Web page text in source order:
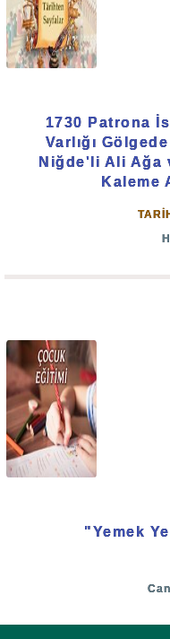
1730 Patrona
Varlığı
Niğde'li Ali Ağa
Kaleme
"Yemek